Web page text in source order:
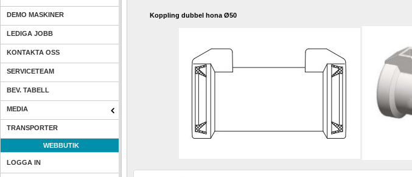
DEMO MASKINER
LEDIGA JOBB
KONTAKTA OSS
SERVICETEAM
BEV. TABELL
MEDIA
TRANSPORTER
WEBBUTIK
LOGGA IN
Koppling dubbel hona Ø50